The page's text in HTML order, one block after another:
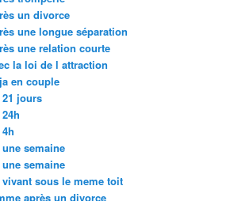
un divorce
une longue séparation
une relation courte
la loi de l attraction
en couple
jours
semaine
semaine
sous le meme toit
après un divorce